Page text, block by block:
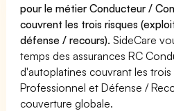
pour le métier Conducteur /
couvrent les trois risques
défense / recours). SideCare
temps des assurances RC
d'autoplatines couvrant les trois
Professionnel et Défense /
couverture globale.